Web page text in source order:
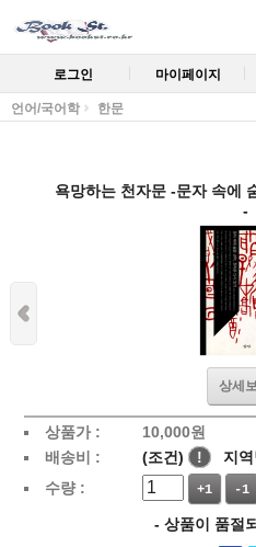
로그인 마이페이지
언어/국어학 한문
욕망하는 천자문 -문자 속에
-
상세
상품가 : 10,000원
배송비 :
(조건) ! 지역
수량 :
+1 -1
- 상품이 품절